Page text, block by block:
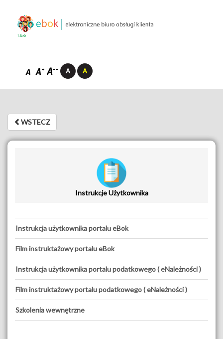
1.6.6
WSTECZWSTECZ
Instrukcje Użytkownika
Instrukcja użytkownika portalu eBok
Film instruktażowy portalu eBok
Instrukcja użytkownika portalu podatkowego ( eNależności )
Film instruktażowy portalu podatkowego ( eNależności )
Szkolenia wewnętrzne